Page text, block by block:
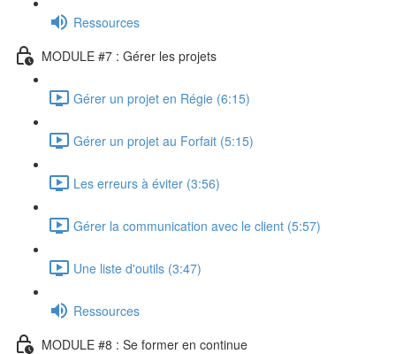
Ressources
MODULE #7 : Gérer les projets
Gérer un projet en Régie (6:15)
Gérer un projet au Forfait (5:15)
Les erreurs à éviter (3:56)
Gérer la communication avec le client (5:57)
Une liste d'outils (3:47)
Ressources
MODULE #8 : Se former en continue